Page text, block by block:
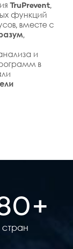
TruPrevent,
функций
вместе с
,
и
в
стран